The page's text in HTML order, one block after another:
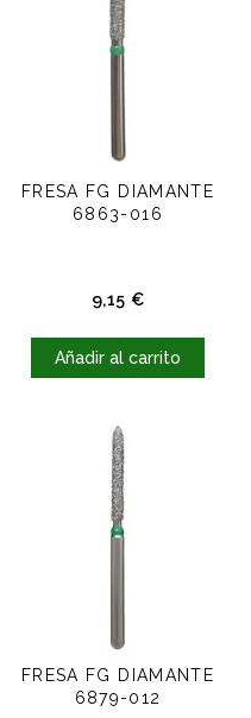
FRESA FG DIAMANTE
6863-016
9,15 €Precio
Añadir al carrito
FRESA FG DIAMANTE
6879-012